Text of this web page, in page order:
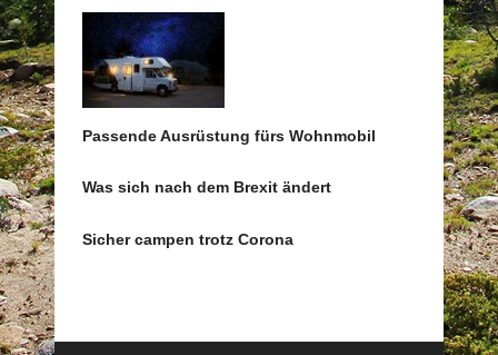
Passende Ausrüstung fürs Wohnmobil
Was sich nach dem Brexit ändert
Sicher campen trotz Corona